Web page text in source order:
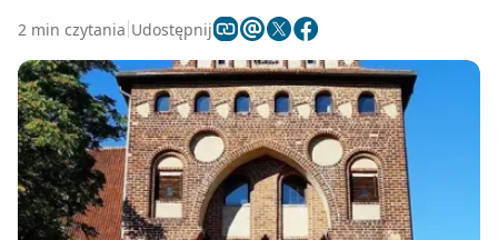
2 min czytania Udostępnij